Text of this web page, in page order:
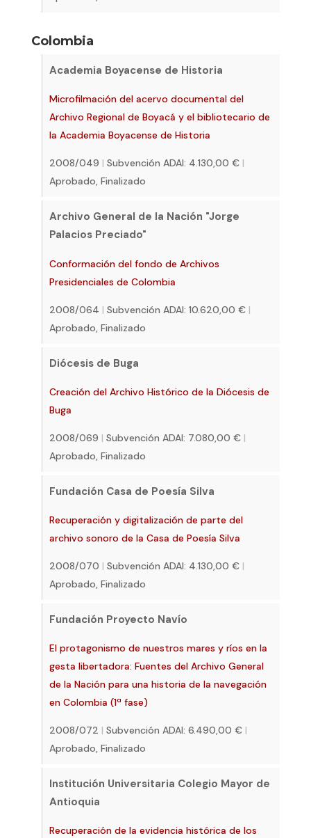
Colombia
Academia Boyacense de Historia
Microfilmación del acervo documental del
Archivo Regional de Boyacá y el bibliotecario de
la Academia Boyacense de Historia
2008/049 | Subvención ADAI: 4.130,00 € |
Aprobado, Finalizado
Archivo General de la Nación "Jorge
Palacios Preciado"
Conformación del fondo de Archivos
Presidenciales de Colombia
2008/064 | Subvención ADAI: 10.620,00 € |
Aprobado, Finalizado
Diócesis de Buga
Creación del Archivo Histórico de la Diócesis de
Buga
2008/069 | Subvención ADAI: 7.080,00 € |
Aprobado, Finalizado
Fundación Casa de Poesía Silva
Recuperación y digitalización de parte del
archivo sonoro de la Casa de Poesía Silva
2008/070 | Subvención ADAI: 4.130,00 € |
Aprobado, Finalizado
Fundación Proyecto Navío
El protagonismo de nuestros mares y ríos en la
gesta libertadora: Fuentes del Archivo General
de la Nación para una historia de la navegación
en Colombia (1ª fase)
2008/072 | Subvención ADAI: 6.490,00 € |
Aprobado, Finalizado
Institución Universitaria Colegio Mayor de
Antioquia
Recuperación de la evidencia histórica de los